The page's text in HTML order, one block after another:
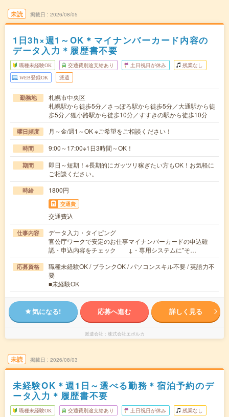
未読 掲載日 2026/08/05
1日3h×週1～OK＊マイナンバーカード内容の
データ入力＊履歴書不要
職種未経験OK 交通費別途支給あり 土日祝日が休み 残業なし
WEB登録OK 派遣
勤務地
札幌市中央区
札幌駅から徒歩5分／さっぽろ駅から徒歩5分／大通駅から徒
歩5分／狸小路駅から徒歩10分／すすきの駅から徒歩10分
曜日頻度 月～金/週1～OK ※ご希望をご相談ください！
時間 9:00～17:00※1日3時間～OK！
期間
即日～短期！※長期的にガッツリ稼ぎたい方もOK！お気軽に
ご相談ください。
時給 1800円
交通費
交通費込
仕事内容
データ入力・タイピング
官公庁ワークで安定のお仕事マイナンバーカードの申込確
認・申込内容をチェック ↓・専用システムに"そ…
応募資格
職種未経験OK / ブランクOK / パソコンスキル不要 / 英語力不
要
■未経験OK
気になる! 応募へ進む 詳しく見る
派遣会社 株式会社エボルカ
未読 掲載日 2026/08/03
未経験OK＊週1日～選べる勤務＊宿泊予約のデ
ータ入力＊履歴書不要
職種未経験OK 交通費別途支給あり 土日祝日が休み 残業なし